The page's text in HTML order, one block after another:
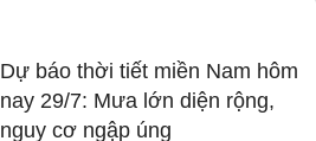
Dự báo thời tiết miền Nam hôm
nay 29/7: Mưa lớn diện rộng,
nguy cơ ngập úng